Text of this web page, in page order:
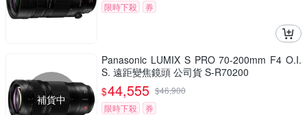
限時下殺
券
補貨中
Panasonic LUMIX S PRO 70-200mm F4 O.I.
S. 遠距變焦鏡頭 公司貨 S-R70200
$44,555 $46,900
限時下殺
券